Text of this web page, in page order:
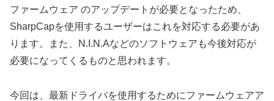
ファームウェア のアップデートが必要となったため、
SharpCapを使用するユーザーはこれを対応する必要があ
ります。また、N.I.N.Aなどのソフトウェアも今後対応が
必要になってくるものと思われます。
今回は、最新ドライバを使用するためにファームウェアア